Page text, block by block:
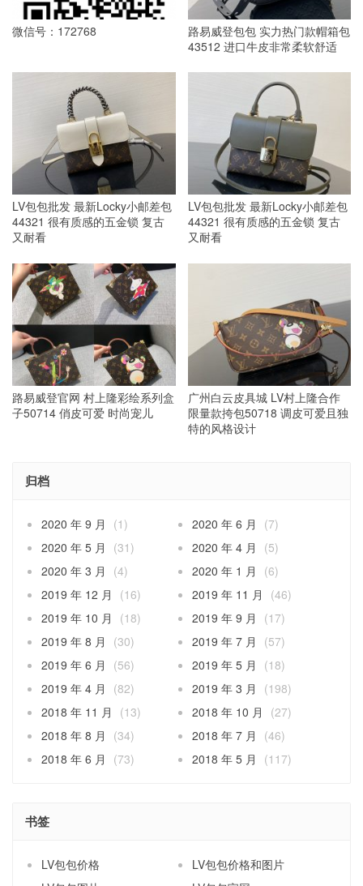
微信号：172768
路易威登包包 实力热门款帽箱包
43512 进口牛皮非常柔软舒适
LV包包批发 最新Locky小邮差包
44321 很有质感的五金锁 复古
又耐看
LV包包批发 最新Locky小邮差包
44321 很有质感的五金锁 复古
又耐看
路易威登官网 村上隆彩绘系列盒
子50714 俏皮可爱 时尚宠儿
广州白云皮具城 LV村上隆合作
限量款挎包50718 调皮可爱且独
特的风格设计
归档
2020 年 9 月 (1) 2020 年 6 月
(7)
2020 年 5 月
(31) 2020 年 4 月
(5)
2020 年 3 月
(4) 2020 年 1 月
(6)
2019 年 12 月
(16) 2019 年 11 月
(46)
2019 年 10 月
(18) 2019 年 9 月
(17)
2019 年 8 月
(30) 2019 年 7 月
(57)
2019 年 6 月
(56) 2019 年 5 月
(18)
2019 年 4 月
(82) 2019 年 3 月
(198)
2018 年 11 月
(13) 2018 年 10 月
(27)
2018 年 8 月
(34) 2018 年 7 月
(46)
2018 年 6 月
(73) 2018 年 5 月 (117)
书签
LV包包价格
LV包包价格和图片